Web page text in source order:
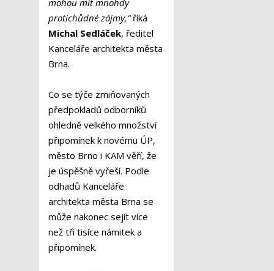
protichůdné zájmy,“říká
Michal Sedláček, ředitel
Kanceláře architekta města
Brna.
Co se týče zmiňovaných
předpokladů odborníků
ohledně velkého množství
připomínek k novému ÚP,
město Brno i KAM věří, že
je úspěšně vyřeší. Podle
odhadů Kanceláře
architekta města Brna se
může nakonec sejít více
než tři tisíce námitek a
připomínek.